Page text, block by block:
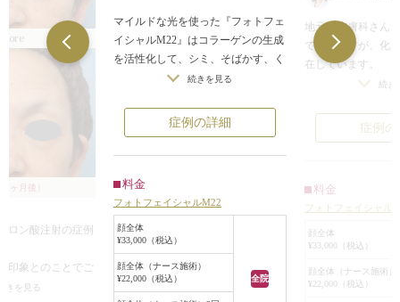
1ヶ月後）
ロン酸注射の症例
印象とのことでご
者様です。
きを見る
マイルドな光を使った『フォトフェ
イシャルM22』はコラーゲンの生成
を活性化して、シミ、そばかす、く
すみ、ニキビ、赤ら顔等の肌悩み、
療法です。
様々な効果の中で最も望んでいる効
果を特に発揮できるよう光の波長を
せたオーダーメイドの治療ができる
のが魅力です。
患者様のお写真は3回照射後のお写
真です。
お顔全体に目立つシミがございまし
たが、3回照射しただけで目立つシ
続きを見る
症例の詳細
料金
フォトフェイシャルM22
顔全体
¥33,000（税込）
全院
顔全体（ナース施術）
¥22,000（税込）
地元の皮膚科さん
ていてますが、化
在しています。
化膿しているひど
処置をした方が、
のアクネモードを
アクネモードは、
て、ニキビの細菌
ます。
冷たいジェルを塗
ます。
続き
症例
料金
フォトフェイシャル
顔全体
¥33,000（税込）
顔全体（ナース施術）
¥22,000（税込）